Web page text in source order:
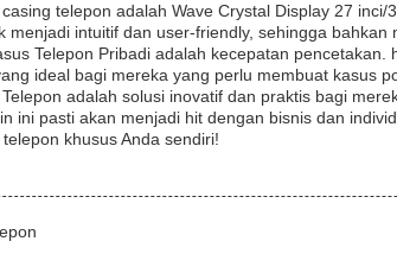
telepon adalah Wave Crystal Display 27
intuitif dan user-friendly, sehingga
Telepon Pribadi adalah kecepatan
ideal bagi mereka yang perlu membuat kasus
adalah solusi inovatif dan praktis bagi
ini pasti akan menjadi hit dengan bisnis dan
khusus Anda sendiri!